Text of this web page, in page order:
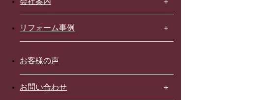
リフォーム事例
お客様の声
お問い合わせ